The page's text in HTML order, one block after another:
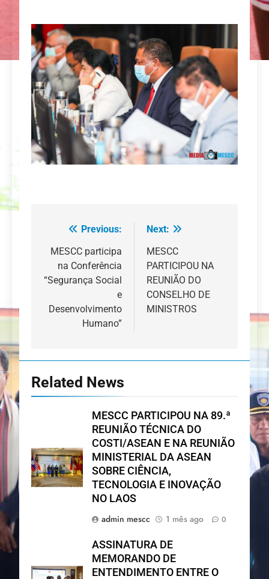
Navegação
de
artigos
Previous:
MESCC participa
na Conferência
“Segurança Social
e
Desenvolvimento
Humano”
Next:
MESCC
PARTICIPOU NA
REUNIÃO DO
CONSELHO DE
MINISTROS
Related News
MESCC PARTICIPOU NA 89.ª
REUNIÃO TÉCNICA DO
COSTI/ASEAN E NA REUNIÃO
MINISTERIAL DA ASEAN
SOBRE CIÊNCIA,
TECNOLOGIA E INOVAÇÃO
NO LAOS
admin mescc
1 mês ago 0
ASSINATURA DE
MEMORANDO DE
ENTENDIMENTO ENTRE O